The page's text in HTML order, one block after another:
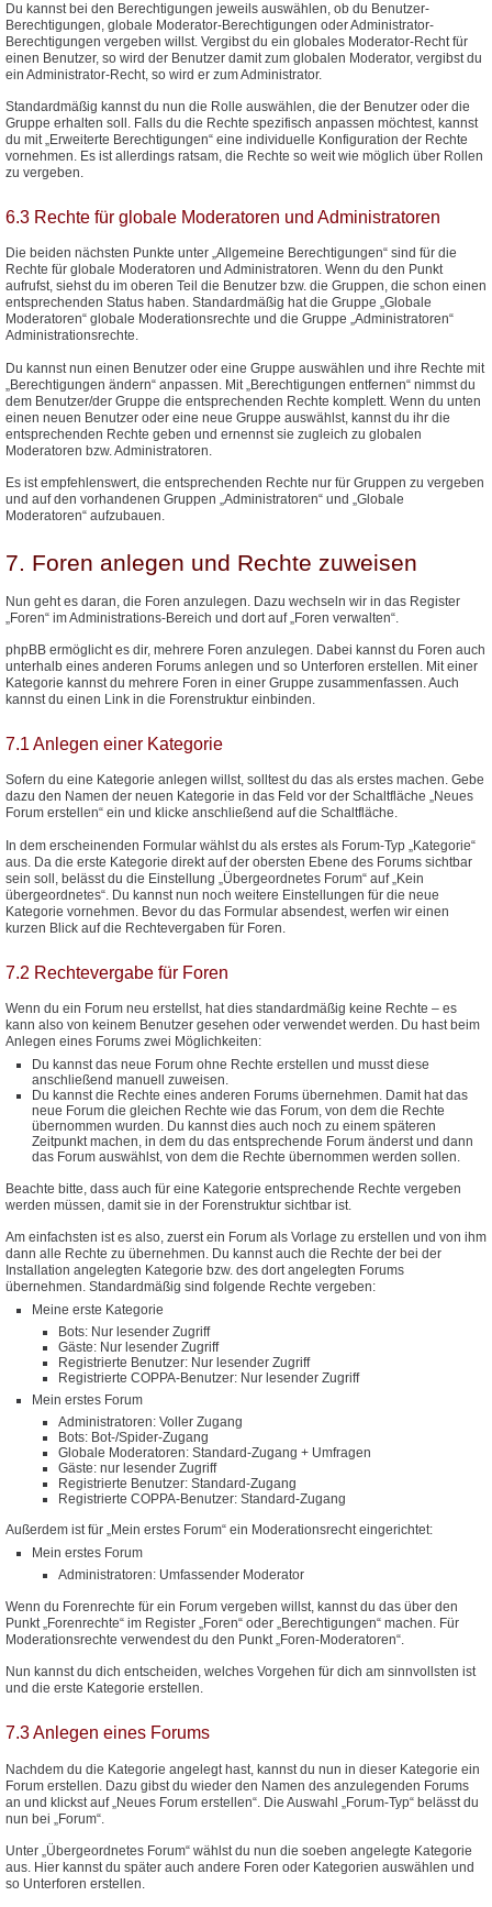
Du kannst bei den Berechtigungen jeweils auswählen, ob du Benutzer-
Berechtigungen, globale Moderator-Berechtigungen oder Administrator-
Berechtigungen vergeben willst. Vergibst du ein globales Moderator-Recht für
einen Benutzer, so wird der Benutzer damit zum globalen Moderator, vergibst du
ein Administrator-Recht, so wird er zum Administrator.
Standardmäßig kannst du nun die Rolle auswählen, die der Benutzer oder die
Gruppe erhalten soll. Falls du die Rechte spezifisch anpassen möchtest, kannst
du mit „Erweiterte Berechtigungen“ eine individuelle Konfiguration der Rechte
vornehmen. Es ist allerdings ratsam, die Rechte so weit wie möglich über Rollen
zu vergeben.
6.3 Rechte für globale Moderatoren und Administratoren
Die beiden nächsten Punkte unter „Allgemeine Berechtigungen“ sind für die
Rechte für globale Moderatoren und Administratoren. Wenn du den Punkt
aufrufst, siehst du im oberen Teil die Benutzer bzw. die Gruppen, die schon einen
entsprechenden Status haben. Standardmäßig hat die Gruppe „Globale
Moderatoren“ globale Moderationsrechte und die Gruppe „Administratoren“
Administrationsrechte.
Du kannst nun einen Benutzer oder eine Gruppe auswählen und ihre Rechte mit
„Berechtigungen ändern“ anpassen. Mit „Berechtigungen entfernen“ nimmst du
dem Benutzer/der Gruppe die entsprechenden Rechte komplett. Wenn du unten
einen neuen Benutzer oder eine neue Gruppe auswählst, kannst du ihr die
entsprechenden Rechte geben und ernennst sie zugleich zu globalen
Moderatoren bzw. Administratoren.
Es ist empfehlenswert, die entsprechenden Rechte nur für Gruppen zu vergeben
und auf den vorhandenen Gruppen „Administratoren“ und „Globale
Moderatoren“ aufzubauen.
7. Foren anlegen und Rechte zuweisen
Nun geht es daran, die Foren anzulegen. Dazu wechseln wir in das Register
„Foren“ im Administrations-Bereich und dort auf „Foren verwalten“.
phpBB ermöglicht es dir, mehrere Foren anzulegen. Dabei kannst du Foren auch
unterhalb eines anderen Forums anlegen und so Unterforen erstellen. Mit einer
Kategorie kannst du mehrere Foren in einer Gruppe zusammenfassen. Auch
kannst du einen Link in die Forenstruktur einbinden.
7.1 Anlegen einer Kategorie
Sofern du eine Kategorie anlegen willst, solltest du das als erstes machen. Gebe
dazu den Namen der neuen Kategorie in das Feld vor der Schaltfläche „Neues
Forum erstellen“ ein und klicke anschließend auf die Schaltfläche.
In dem erscheinenden Formular wählst du als erstes als Forum-Typ „Kategorie“
aus. Da die erste Kategorie direkt auf der obersten Ebene des Forums sichtbar
sein soll, belässt du die Einstellung „Übergeordnetes Forum“ auf „Kein
übergeordnetes“. Du kannst nun noch weitere Einstellungen für die neue
Kategorie vornehmen. Bevor du das Formular absendest, werfen wir einen
kurzen Blick auf die Rechtevergaben für Foren.
7.2 Rechtevergabe für Foren
Wenn du ein Forum neu erstellst, hat dies standardmäßig keine Rechte – es
kann also von keinem Benutzer gesehen oder verwendet werden. Du hast beim
Anlegen eines Forums zwei Möglichkeiten:
Du kannst das neue Forum ohne Rechte erstellen und musst diese
anschließend manuell zuweisen.
Du kannst die Rechte eines anderen Forums übernehmen. Damit hat das
neue Forum die gleichen Rechte wie das Forum, von dem die Rechte
übernommen wurden. Du kannst dies auch noch zu einem späteren
Zeitpunkt machen, in dem du das entsprechende Forum änderst und dann
das Forum auswählst, von dem die Rechte übernommen werden sollen.
Beachte bitte, dass auch für eine Kategorie entsprechende Rechte vergeben
werden müssen, damit sie in der Forenstruktur sichtbar ist.
Am einfachsten ist es also, zuerst ein Forum als Vorlage zu erstellen und von ihm
dann alle Rechte zu übernehmen. Du kannst auch die Rechte der bei der
Installation angelegten Kategorie bzw. des dort angelegten Forums
übernehmen. Standardmäßig sind folgende Rechte vergeben:
Meine erste Kategorie
Bots: Nur lesender Zugriff
Gäste: Nur lesender Zugriff
Registrierte Benutzer: Nur lesender Zugriff
Registrierte COPPA-Benutzer: Nur lesender Zugriff
Mein erstes Forum
Administratoren: Voller Zugang
Bots: Bot-/Spider-Zugang
Globale Moderatoren: Standard-Zugang + Umfragen
Gäste: nur lesender Zugriff
Registrierte Benutzer: Standard-Zugang
Registrierte COPPA-Benutzer: Standard-Zugang
Außerdem ist für „Mein erstes Forum“ ein Moderationsrecht eingerichtet:
Mein erstes Forum
Administratoren: Umfassender Moderator
Wenn du Forenrechte für ein Forum vergeben willst, kannst du das über den
Punkt „Forenrechte“ im Register „Foren“ oder „Berechtigungen“ machen. Für
Moderationsrechte verwendest du den Punkt „Foren-Moderatoren“.
Nun kannst du dich entscheiden, welches Vorgehen für dich am sinnvollsten ist
und die erste Kategorie erstellen.
7.3 Anlegen eines Forums
Nachdem du die Kategorie angelegt hast, kannst du nun in dieser Kategorie ein
Forum erstellen. Dazu gibst du wieder den Namen des anzulegenden Forums
an und klickst auf „Neues Forum erstellen“. Die Auswahl „Forum-Typ“ belässt du
nun bei „Forum“.
Unter „Übergeordnetes Forum“ wählst du nun die soeben angelegte Kategorie
aus. Hier kannst du später auch andere Foren oder Kategorien auswählen und
so Unterforen erstellen.